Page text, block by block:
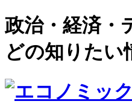
政治・経済・
どの知りたい